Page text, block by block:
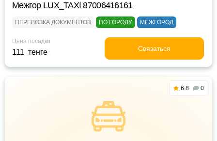
Межгор LUX_TAXI 87006416161
ПЕРЕВОЗКА ДОКУМЕНТОВ ПО ГОРОДУ МЕЖГОРОД
Цена посадки
111 тенге Связаться
6.8 0